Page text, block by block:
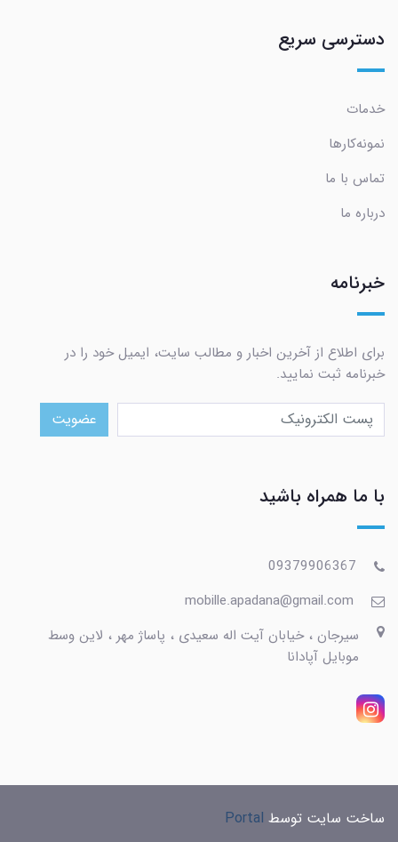
دسترسی سریع
خدمات
نمونه‌کارها
تماس با ما
درباره ما
خبرنامه
برای اطلاع از آخرین اخبار و مطالب سایت، ایمیل خود را در
خبرنامه ثبت نمایید.
عضویت
با ما همراه باشید
09379906367
mobille.apadana@gmail.com
سیرجان ، خیابان آیت اله سعیدی ، پاساژ مهر ، لاین وسط
موبایل آپادانا
ساخت سایت توسط Portal